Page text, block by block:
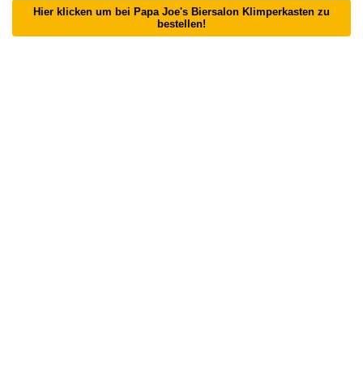
Hier klicken um bei Papa Joe's Biersalon Klimperkasten zu
bestellen!